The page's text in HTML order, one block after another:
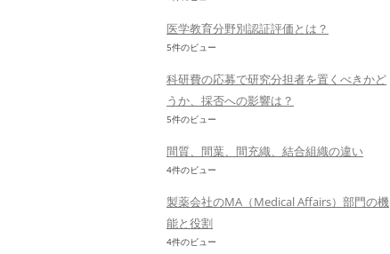
医学教育分野別認証評価とは？
5件のビュー
科研費の応募で研究分担者を置くべきかど
うか、採否への影響は？
5件のビュー
間質、間葉、間充織、結合組織の違い
4件のビュー
製薬会社のMA（Medical Affairs）部門の機
能と役割
4件のビュー